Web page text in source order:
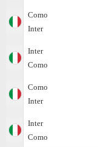
Como
Inter
Inter
Como
Como
Inter
Inter
Como